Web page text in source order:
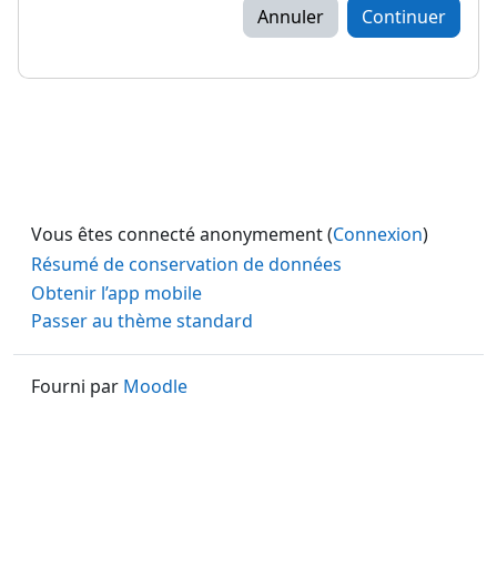
Annuler Continuer
Vous êtes connecté anonymement (Connexion)
Résumé de conservation de données
Obtenir l’app mobile
Passer au thème standard
Fourni par Moodle